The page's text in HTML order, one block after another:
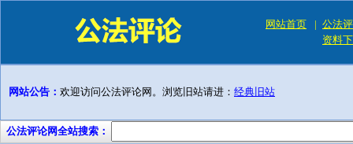
网站首页 | 公法
资料
网站公告： 欢迎访问公法评论网。浏览旧站请进： 经典旧站
公法评论网全站搜索：